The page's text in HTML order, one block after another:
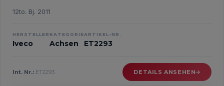
12to. Bj. 2011
HERSTELLER
Iveco
KATEGORIE
Achsen
ARTIKEL-NR.
ET2293
Int. Nr.: ET2293 DETAILS ANSEHEN